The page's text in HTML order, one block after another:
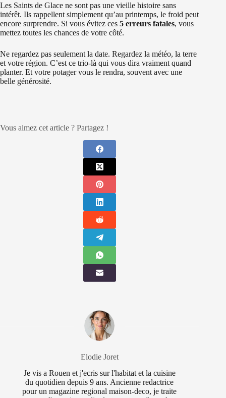
Les Saints de Glace ne sont pas une vieille histoire sans
intérêt. Ils rappellent simplement qu’au printemps, le froid peut
encore surprendre. Si vous évitez ces 5 erreurs fatales, vous
mettez toutes les chances de votre côté.
Ne regardez pas seulement la date. Regardez la météo, la terre
et votre région. C’est ce trio-là qui vous dira vraiment quand
planter. Et votre potager vous le rendra, souvent avec une
belle générosité.
Vous aimez cet article ? Partagez !
Elodie Joret
Je vis a Rouen et j'ecris sur l'habitat et la cuisine
du quotidien depuis 9 ans. Ancienne redactrice
pour un magazine regional maison-deco, je traite